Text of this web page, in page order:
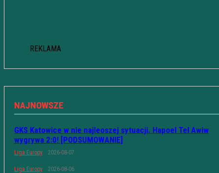
REKLAMA
NAJNOWSZE
GKS Katowice w nie najleoszej sytuacji. Hapoel Tel Awiw
wygrywa 2:0! [PODSUMOWANIE]
Liga Europy 2026-08-07
Liga Europy 2026-08-06